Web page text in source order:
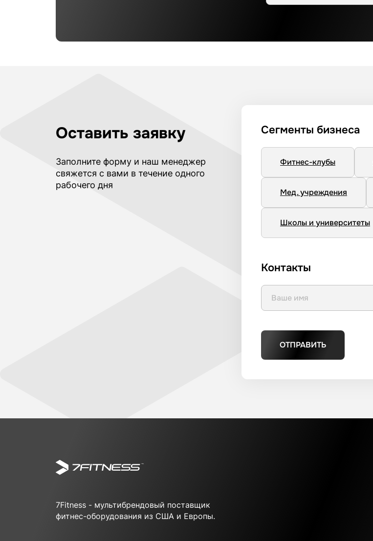
Оставить заявку
Заполните форму и наш менеджер
свяжется с вами в течение одного
рабочего дня
Сегменты бизнеса
Фитнес-клубы
Мед. учреждения
Школы и университеты
Контакты
ОТПРАВИТЬ
7Fitness - мультибрендовый поставщик
фитнес-оборудования из США и Европы.